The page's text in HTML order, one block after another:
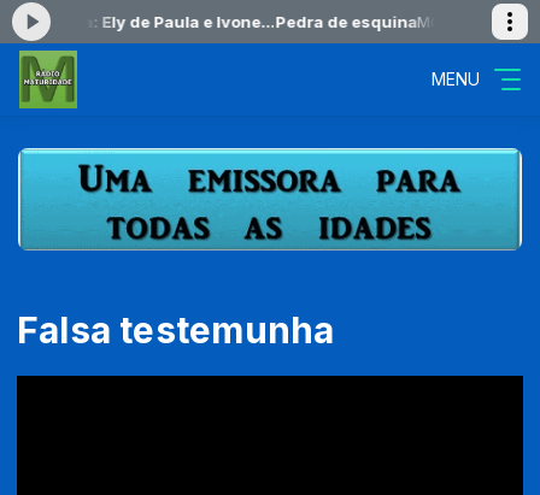
agora: Ely de Paula e Ivone...Pedra de esquinaMOMENTOS DE
MENU
Falsa testemunha